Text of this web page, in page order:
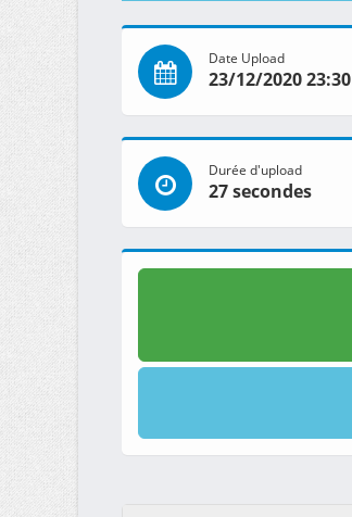
Date Upload
23/12/2020 23:30
Durée d'upload
27 secondes